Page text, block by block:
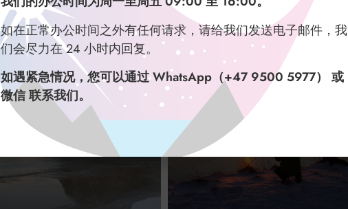
如在正常办公时间之外有任何请求，请给我们发送电子邮件，我
们会尽力在 24 小时内回复。
如遇紧急情况，您可以通过 WhatsApp（+47 9500 5977） 或
微信 联系我们。